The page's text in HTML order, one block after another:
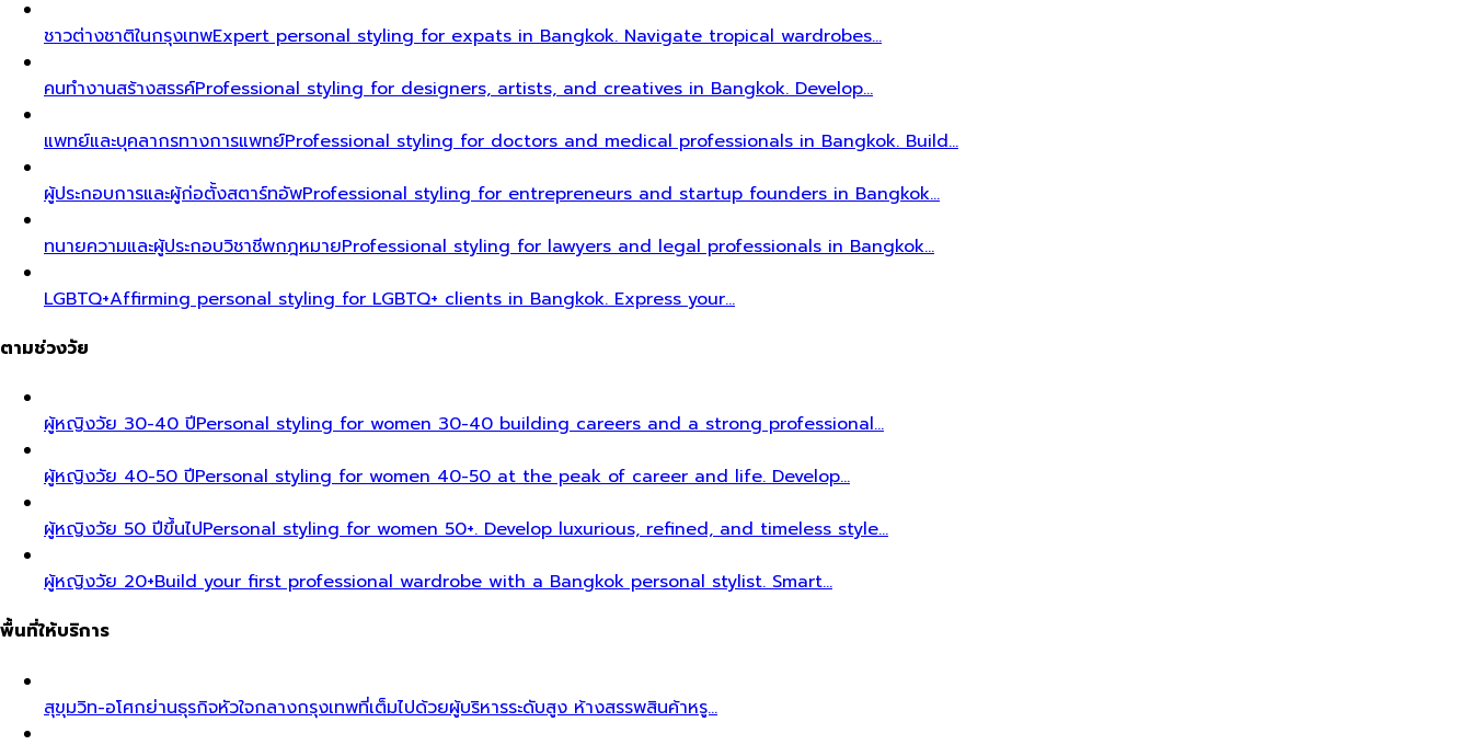
ชาวต่างชาติในกรุงเทพExpert personal styling for expats in Bangkok. Navigate tropical wardrobes…
คนทำงานสร้างสรรค์Professional styling for designers, artists, and creatives in Bangkok. Develop…
แพทย์และบุคลากรทางการแพทย์Professional styling for doctors and medical professionals in Bangkok. Build…
ผู้ประกอบการและผู้ก่อตั้งสตาร์ทอัพProfessional styling for entrepreneurs and startup founders in Bangkok…
ทนายความและผู้ประกอบวิชาชีพกฎหมายProfessional styling for lawyers and legal professionals in Bangkok…
LGBTQ+Affirming personal styling for LGBTQ+ clients in Bangkok. Express your…
ตามช่วงวัย
ผู้หญิงวัย 30-40 ปีPersonal styling for women 30-40 building careers and a strong professional…
ผู้หญิงวัย 40-50 ปีPersonal styling for women 40-50 at the peak of career and life. Develop…
ผู้หญิงวัย 50 ปีขึ้นไปPersonal styling for women 50+. Develop luxurious, refined, and timeless style…
ผู้หญิงวัย 20+Build your first professional wardrobe with a Bangkok personal stylist. Smart…
พื้นที่ให้บริการ
สุขุมวิท-อโศกย่านธุรกิจหัวใจกลางกรุงเทพที่เต็มไปด้วยผู้บริหารระดับสูง ห้างสรรพสินค้าหรู…